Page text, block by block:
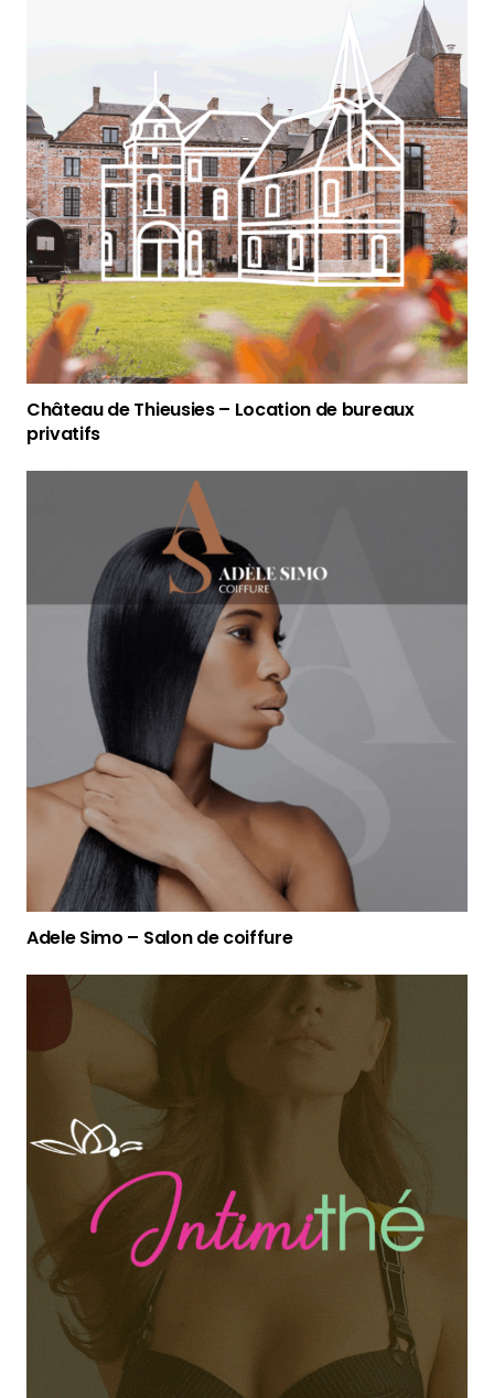
Château de Thieusies – Location de bureaux
privatifs
Adele Simo – Salon de coiffure